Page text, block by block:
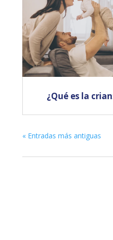
¿Qué es la
« Entradas más antiguas